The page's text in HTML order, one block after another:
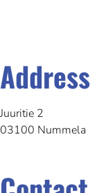
Address
Juuritie 2
03100 Nummela